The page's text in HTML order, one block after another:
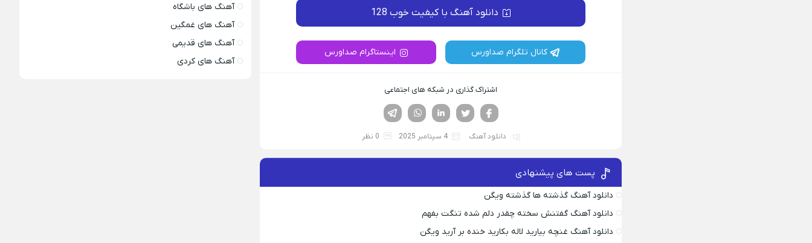
دانلود آهنگ با کیفیت خوب 128
کانال تلگرام صداورس اینستاگرام صداورس
اشتراک گذاری در شبکه های اجتماعی
لینکدین تویتر
فیسوک
دانلود آهنگ 4 سپتامبر 2025 0 نظر
پست های پیشنهادی
دانلود آهنگ گذشته ها گذشته ویگن
دانلود آهنگ گفتنش سخته چقدر دلم شده تنگت بفهم
دانلود آهنگ غنچه بیارید لاله بکارید خنده بر آرید ویگن
آهنگ های باشگاه
آهنگ های غمگین
آهنگ های قدیمی
آهنگ های کردی